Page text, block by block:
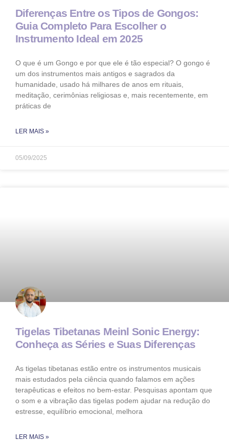
Diferenças Entre os Tipos de Gongos:
Guia Completo Para Escolher o
Instrumento Ideal em 2025
O que é um Gongo e por que ele é tão especial? O gongo é
um dos instrumentos mais antigos e sagrados da
humanidade, usado há milhares de anos em rituais,
meditação, cerimônias religiosas e, mais recentemente, em
práticas de
LER MAIS »
05/09/2025
Tigelas Tibetanas Meinl Sonic Energy:
Conheça as Séries e Suas Diferenças
As tigelas tibetanas estão entre os instrumentos musicais
mais estudados pela ciência quando falamos em ações
terapêuticas e efeitos no bem-estar. Pesquisas apontam que
o som e a vibração das tigelas podem ajudar na redução do
estresse, equilíbrio emocional, melhora
LER MAIS »